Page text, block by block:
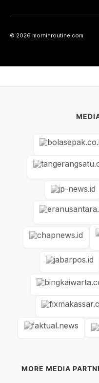
© 2026 morninroutine.com
MORE MEDIA